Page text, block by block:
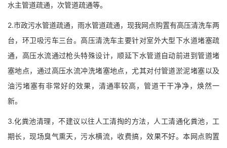
水主管道疏通，次管道疏通等。
2.市政污水管道疏通，雨水管道疏通，现我网点购置有高压清洗车两
台，环卫吸污车三台。高压清洗车主要针对室外大型下水道堵塞疏
通，高压水流通过枪头特殊设计，顺延下水管道自动前进到管道堵
塞地点，通过高压水流冲洗堵塞地点，尤其对付管道淤泥堵塞以及
油污堵塞有非常好的效果，清通率较高，管道干干净净，焕然一
新。
3.化粪池清理，不建议以往人工清掏的方法，人工清通化粪池，工
期长，现场臭气熏天，污水横流，收费搞，效果不好。本网点购置